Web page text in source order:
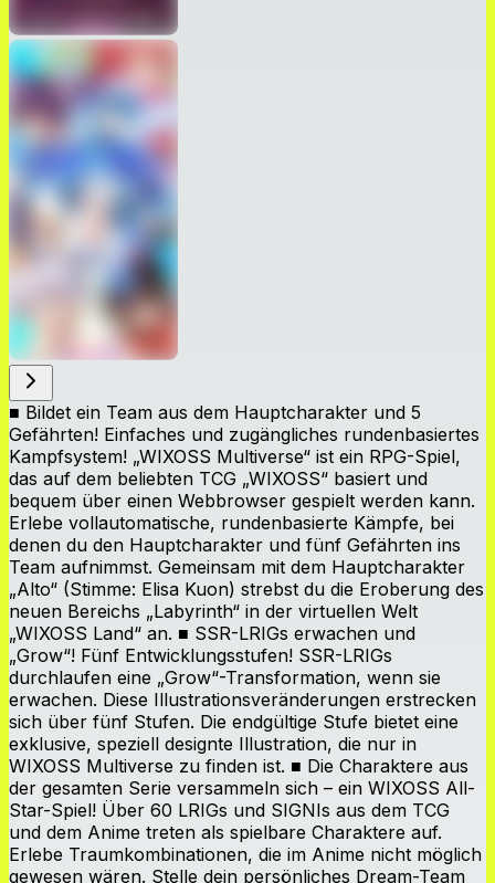
■ Bildet ein Team aus dem Hauptcharakter und 5
Gefährten! Einfaches und zugängliches rundenbasiertes
Kampfsystem! „WIXOSS Multiverse“ ist ein RPG-Spiel,
das auf dem beliebten TCG „WIXOSS“ basiert und
bequem über einen Webbrowser gespielt werden kann.
Erlebe vollautomatische, rundenbasierte Kämpfe, bei
denen du den Hauptcharakter und fünf Gefährten ins
Team aufnimmst. Gemeinsam mit dem Hauptcharakter
„Alto“ (Stimme: Elisa Kuon) strebst du die Eroberung des
neuen Bereichs „Labyrinth“ in der virtuellen Welt
„WIXOSS Land“ an. ■ SSR-LRIGs erwachen und
„Grow“! Fünf Entwicklungsstufen! SSR-LRIGs
durchlaufen eine „Grow“-Transformation, wenn sie
erwachen. Diese Illustrationsveränderungen erstrecken
sich über fünf Stufen. Die endgültige Stufe bietet eine
exklusive, speziell designte Illustration, die nur in
WIXOSS Multiverse zu finden ist. ■ Die Charaktere aus
der gesamten Serie versammeln sich – ein WIXOSS All-
Star-Spiel! Über 60 LRIGs und SIGNIs aus dem TCG
und dem Anime treten als spielbare Charaktere auf.
Erlebe Traumkombinationen, die im Anime nicht möglich
gewesen wären. Stelle dein persönliches Dream-Team